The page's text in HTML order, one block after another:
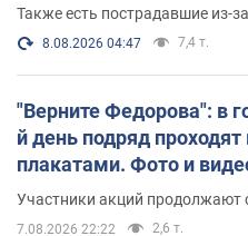
Также есть пострадавшие из-
8.08.2026 04:47 7,4 т.
"Верните Федорова": в
й день подряд
плакатами. Фото и
Участники акций продолжают
7.08.2026 22:22 2,6 т.